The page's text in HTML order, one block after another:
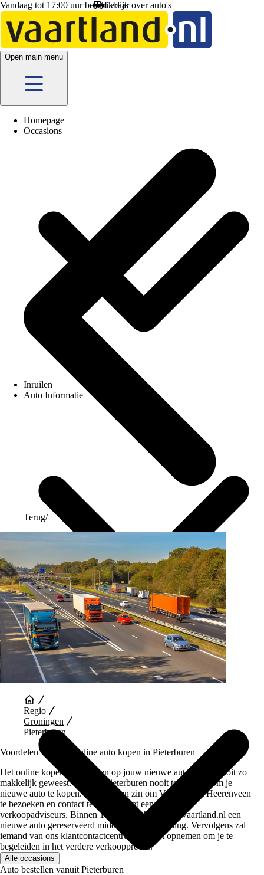
Vandaag tot 17:00 uur beschikbaar
Open main menu
Homepage
Occasions
Inruilen
Auto Informatie
Auto Diensten
Terug/
Regio
Groningen
Pieterburen
Voordelen van een Online auto kopen in Pieterburen
Het online kopen en wachten op jouw nieuwe auto is nog nooit zo
makkelijk geweest. Je hoeft Pieterburen nooit te verlaten om je
nieuwe auto te kopen. Heb je geen zin om Vaartland.nl Heerenveen
te bezoeken en contact te hebben met een van onze
verkoopadviseurs. Binnen 10 minuten heb jij op Vaartland.nl een
nieuwe auto gereserveerd middels een aanbetaling. Vervolgens zal
iemand van ons klantcontactcentrum contact opnemen om je te
begeleiden in het verdere verkoopproces.
Alle occasions
Auto bestellen vanuit Pieterburen